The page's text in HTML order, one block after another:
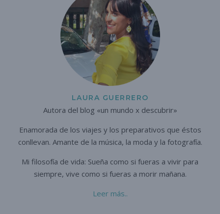
LAURA GUERRERO
Autora del blog «un mundo x descubrir»
Enamorada de los viajes y los preparativos que éstos
conllevan. Amante de la música, la moda y la fotografía.
Mi filosofía de vida: Sueña como si fueras a vivir para
siempre, vive como si fueras a morir mañana.
Leer más..